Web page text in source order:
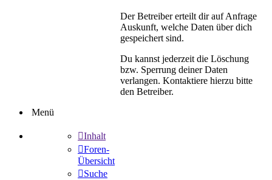
Der Betreiber erteilt dir auf Anfrage
Auskunft, welche Daten über dich
gespeichert sind.
Du kannst jederzeit die Löschung
bzw. Sperrung deiner Daten
verlangen. Kontaktiere hierzu bitte
den Betreiber.
Menü
Inhalt
Foren-
Übersicht
Suche